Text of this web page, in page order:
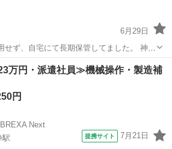
6月29日
ず、自宅にて長期保管してました。 神経
原駅 バッグ 素人
万円・派遣社員≫機械操作・製造補
円
Next
駅
提携サイト 7月21日